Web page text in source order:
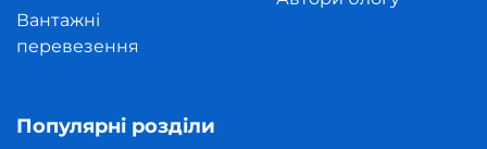
Вантажні
перевезення
Популярні розділи